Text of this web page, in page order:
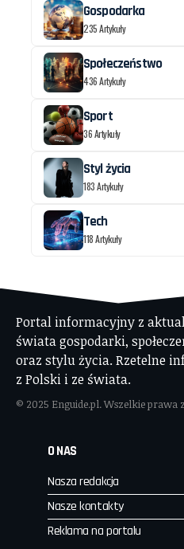
Gospodarka
235 Artykuły
Społeczeństwo
436 Artykuły
Sport
36 Artykuły
Styl życia
183 Artykuły
Tech
118 Artykuły
Portal informacyjny z
świata gospodarki,
oraz stylu życia. Rzetelne
z Polski i ze świata.
© 2025 Enguide.pl. Wszelkie prawa
O NAS
Nasza redakcja
Nasze kontakty
Reklama na portalu